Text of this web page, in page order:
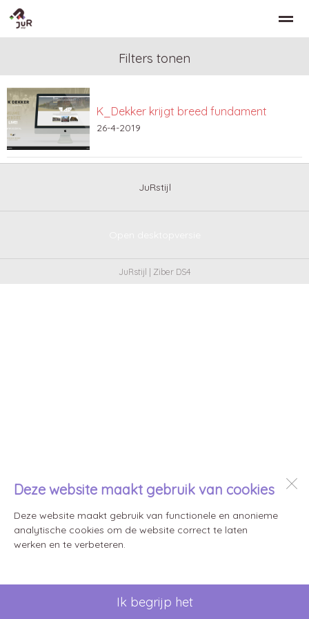
Home Zoeken Nieuws Bellen
Deze website maakt gebruik van cookies
Deze website maakt gebruik van functionele en anonieme
analytische cookies om de website correct te laten
werken en te verbeteren.
Ik begrijp het
Filters tonen
K_Dekker krijgt breed fundament
26-4-2019
JuRstijl
JuRstijl | Ziber DS4